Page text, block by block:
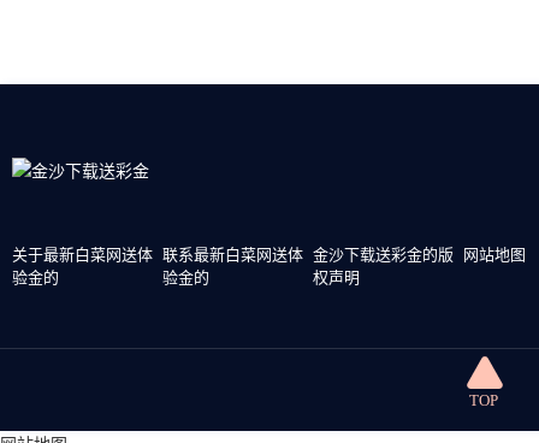
关于最新白菜网送体
验金的
联系最新白菜网送体
验金的
金沙下载送彩金的版
权声明
网站地图